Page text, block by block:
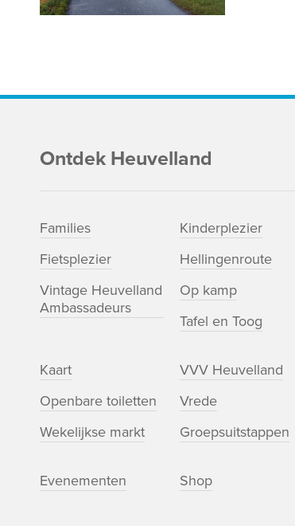
Ontdek Heuvelland
Families Kinderplezier
Fietsplezier
Hellingenroute
Vintage Heuvelland
Ambassadeurs
Op kamp
Tafel en Toog
Kaart
VVV Heuvelland
Openbare toiletten
Vrede
Wekelijkse markt
Groepsuitstappen
Evenementen
Shop